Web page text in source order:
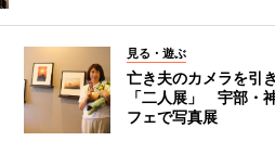
見る・遊ぶ
亡き夫のカメラを引
「二人展」 宇部・
フェで写真展